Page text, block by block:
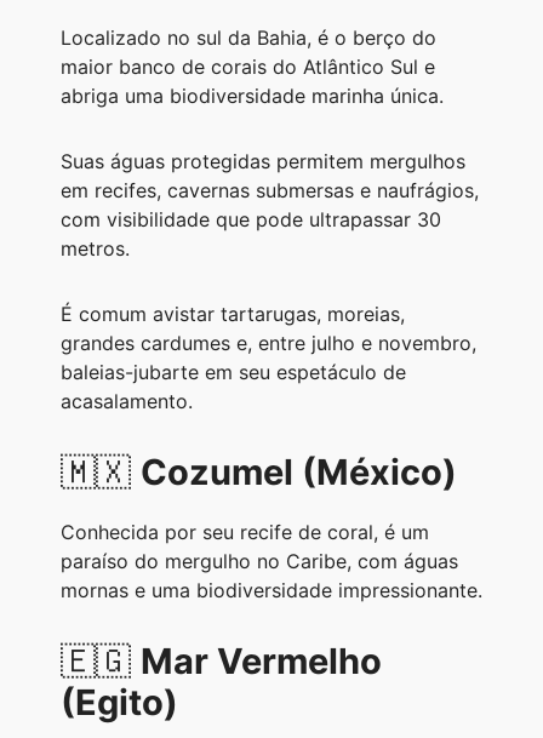
Localizado no sul da Bahia, é o berço do
maior banco de corais do Atlântico Sul e
abriga uma biodiversidade marinha única.
Suas águas protegidas permitem mergulhos
em recifes, cavernas submersas e naufrágios,
com visibilidade que pode ultrapassar 30
metros.
É comum avistar tartarugas, moreias,
grandes cardumes e, entre julho e novembro,
baleias-jubarte em seu espetáculo de
acasalamento.
🇲🇽 Cozumel (México)
Conhecida por seu recife de coral, é um
paraíso do mergulho no Caribe, com águas
mornas e uma biodiversidade impressionante.
🇪🇬 Mar Vermelho
(Egito)